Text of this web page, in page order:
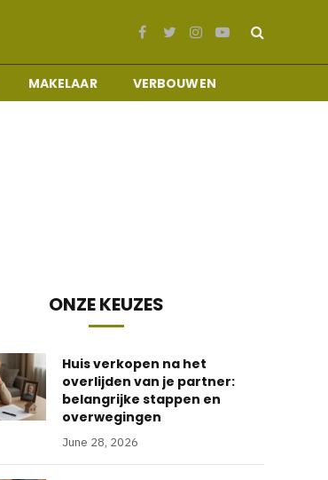
Facebook
TwitterInstagram
YouTube
MAKELAAR VERBOUWEN
ONZE KEUZES
Huis verkopen na het
overlijden van je partner:
belangrijke stappen en
overwegingen
June 28, 2026